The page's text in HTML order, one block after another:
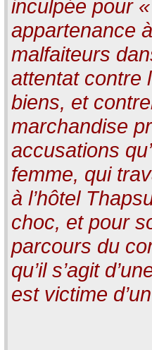
inculpée pour
appartenance
malfaiteurs
attentat contre
biens, et
marchandise
accusations
femme, qui
à l’hôtel
choc, et pour
parcours du
qu’il s’agit
est victime